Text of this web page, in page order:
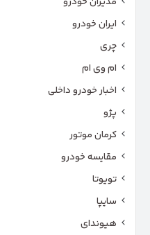
ایران خودرو
چری
ام وی ام
اخبار خودرو داخلی
پژو
کرمان موتور
مقایسه خودرو
تویوتا
سایپا
هیوندای